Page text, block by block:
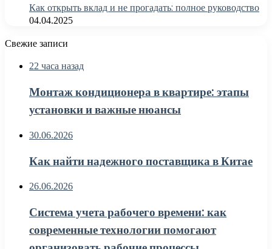
Как открыть вклад и не прогадать: полное руководство
04.04.2025
Свежие записи
22 часа назад
Монтаж кондиционера в квартире: этапы
установки и важные нюансы
30.06.2026
Как найти надежного поставщика в Китае
26.06.2026
Система учета рабочего времени: как
современные технологии помогают